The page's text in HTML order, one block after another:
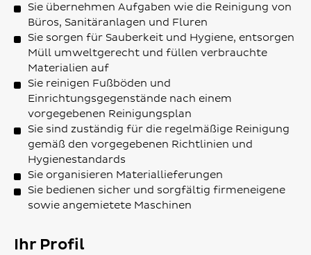
Sie übernehmen Aufgaben wie die Reinigung von
Büros, Sanitäranlagen und Fluren
Sie sorgen für Sauberkeit und Hygiene, entsorgen
Müll umweltgerecht und füllen verbrauchte
Materialien auf
Sie reinigen Fußböden und
Einrichtungsgegenstände nach einem
vorgegebenen Reinigungsplan
Sie sind zuständig für die regelmäßige Reinigung
gemäß den vorgegebenen Richtlinien und
Hygienestandards
Sie organisieren Materiallieferungen
Sie bedienen sicher und sorgfältig firmeneigene
sowie angemietete Maschinen
Ihr Profil